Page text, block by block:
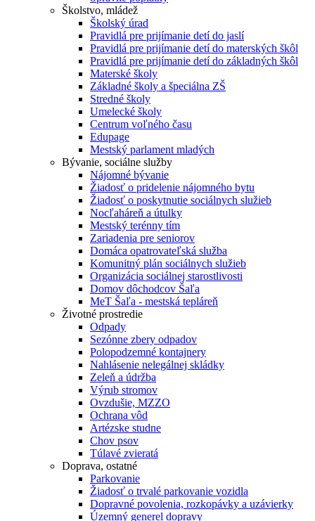
Školstvo, mládež
Školský úrad
Pravidlá pre prijímanie detí do jaslí
Pravidlá pre prijímanie detí do materských škôl
Pravidlá pre prijímanie detí do základných škôl
Materské školy
Základné školy a špeciálna ZŠ
Stredné školy
Umelecké školy
Centrum voľného času
Edupage
Mestský parlament mladých
Bývanie, sociálne služby
Nájomné bývanie
Žiadosť o pridelenie nájomného bytu
Žiadosť o poskytnutie sociálnych služieb
Nocľaháreň a útulky
Mestský terénny tím
Zariadenia pre seniorov
Domáca opatrovateľská služba
Komunitný plán sociálnych služieb
Organizácia sociálnej starostlivosti
Domov dôchodcov Šaľa
MeT Šaľa - mestská tepláreň
Životné prostredie
Odpady
Sezónne zbery odpadov
Polopodzemné kontajnery
Nahlásenie nelegálnej skládky
Zeleň a údržba
Výrub stromov
Ovzdušie, MZZO
Ochrana vôd
Artézske studne
Chov psov
Túlavé zvieratá
Doprava, ostatné
Parkovanie
Žiadosť o trvalé parkovanie vozidla
Dopravné povolenia, rozkopávky a uzávierky
Územný generel dopravy